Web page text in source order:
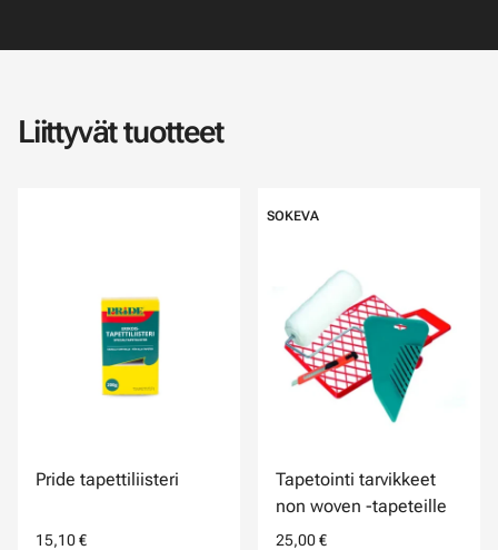
Liittyvät tuotteet
Pride tapettiliisteri
15,10 €
SOKEVA
Tapetointi tarvikkeet
non woven -tapeteille
25,00 €